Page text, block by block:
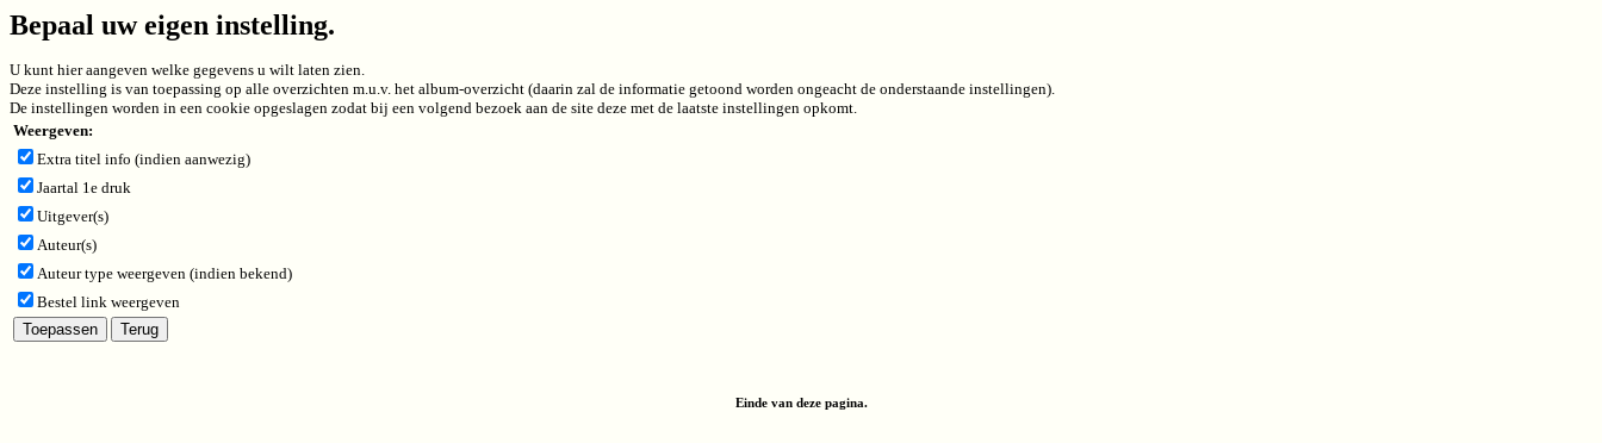
Bepaal uw eigen instelling.
U kunt hier aangeven welke gegevens u wilt laten zien.
Deze instelling is van toepassing op alle overzichten m.u.v. het album-overzicht (daarin zal de informatie getoond worden ongeacht de onderstaande instellingen).
De instellingen worden in een cookie opgeslagen zodat bij een volgend bezoek aan de site deze met de laatste instellingen opkomt.
Weergeven:
Extra titel info (indien aanwezig)
Jaartal 1e druk
Uitgever(s)
Auteur(s)
Auteur type weergeven (indien bekend)
Bestel link weergeven
Einde van deze pagina.